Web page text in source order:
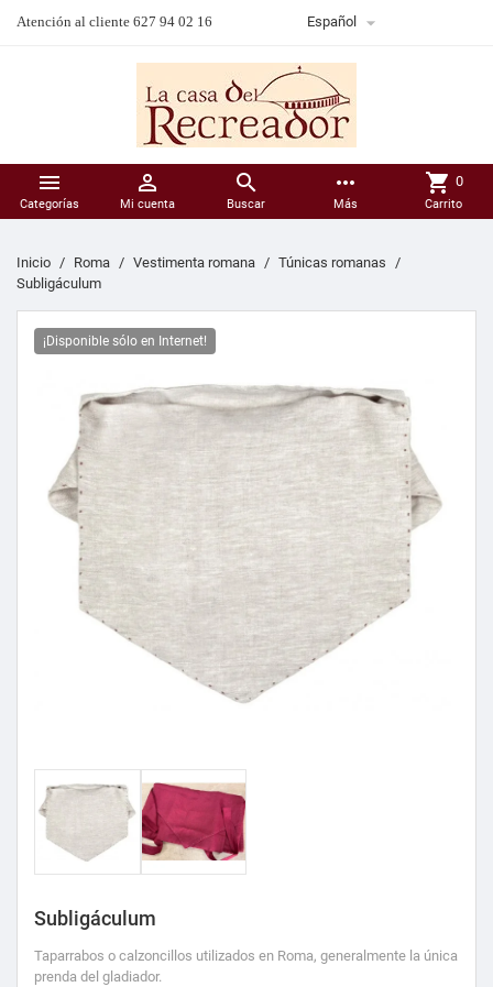
Atención al cliente 627 94 02 16 Español 

Categorías

Mi cuenta

Buscar
more_horiz
Más
shopping_cart 0
Carrito
Inicio Roma Vestimenta romana
Túnicas romanas
Subligáculum
¡Disponible sólo en Internet!
Subligáculum
Taparrabos o calzoncillos utilizados en Roma, generalmente la única
prenda del gladiador.